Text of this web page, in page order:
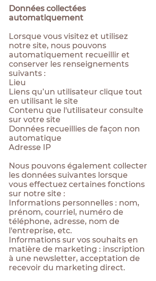
Données collectées
automatiquement
Lorsque vous visitez et utilisez
notre site, nous pouvons
automatiquement recueillir et
conserver les renseignements
suivants :
Lieu
Liens qu’un utilisateur clique tout
en utilisant le site
Contenu que l'utilisateur consulte
sur votre site
Données recueillies de façon non
automatique
Adresse IP
Nous pouvons également collecter
les données suivantes lorsque
vous effectuez certaines fonctions
sur notre site :
Informations personnelles : nom,
prénom, courriel, numéro de
téléphone, adresse, nom de
l'entreprise, etc.
Informations sur vos souhaits en
matière de marketing : inscription
à une newsletter, acceptation de
recevoir du marketing direct.